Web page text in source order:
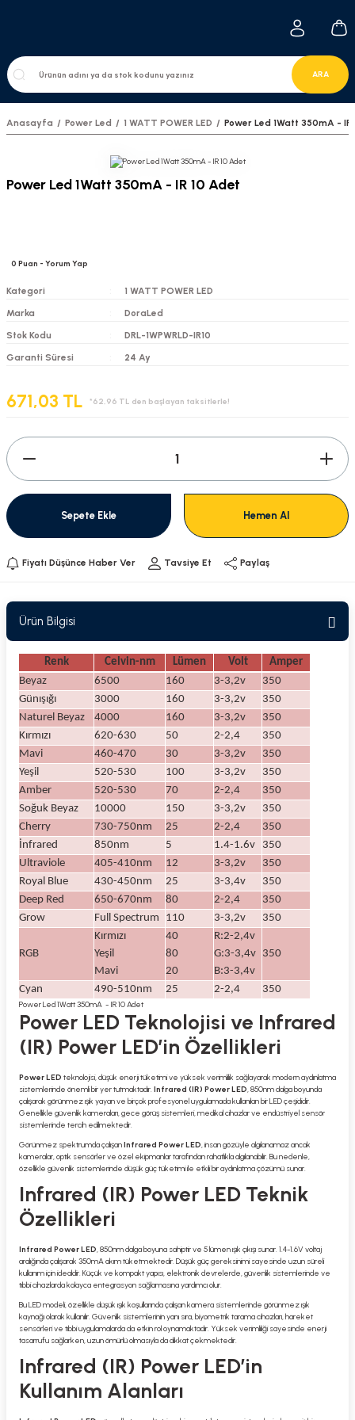
ARA
Anasayfa Power Led 1 WATT POWER LED Power Led 1Watt 350mA - IR
Power Led 1Watt 350mA - IR 10 Adet
0 Puan - Yorum Yap
Kategori
1 WATT POWER LED
Marka
DoraLed
Stok Kodu
DRL-1WPWRLD-IR10
Garanti Süresi
24 Ay
671,03 TL *62,96 TL den başlayan taksitlerle!
Sepete Ekle Hemen Al
Fiyatı Düşünce Haber Ver Tavsiye Et Paylaş
Ürün Bilgisi
Renk Celvin-nm Lümen Volt
Amper
Beyaz
6500 160 3-3,2v
350
Günışığı
3000 160 3-3,2v
350
Naturel Beyaz
4000 160 3-3,2v
350
Kırmızı
620-630 50 2-2,4
350
Mavi
460-470 30 3-3,2v
350
Yeşil
520-530 100 3-3,2v
350
Amber
520-530 70 2-2,4
350
Soğuk Beyaz
10000 150 3-3,2v
350
Cherry
730-750nm 25 2-2,4
350
İnfrared
850nm 5 1.4-1.6v
350
Ultraviole
405-410nm 12 3-3,2v
350
Royal Blue
430-450nm 25 3-3,4v
350
Deep Red
650-670nm 80 2-2,4
350
Grow
Full Spectrum 110 3-3,2v 350
RGB
Kırmızı
Yeşil
Mavi
40
80
20
R:2-2,4v
G:3-3,4v
B:3-3,4v
350
Cyan 490-510nm 25 2-2,4 350
Power Led 1Watt 350mA - IR 10 Adet
Power LED Teknolojisi ve Infrared
(IR) Power LED’in Özellikleri
Power LED teknolojisi, düşük enerji tüketimi ve yüksek verimlilik sağlayarak modern aydınlatma
sistemlerinde önemli bir yer tutmaktadır. Infrared (IR) Power LED, 850nm dalga boyunda
çalışarak görünmez ışık yayan ve birçok profesyonel uygulamada kullanılan bir LED çeşididir.
Genellikle güvenlik kameraları, gece görüş sistemleri, medikal cihazlar ve endüstriyel sensör
sistemlerinde tercih edilmektedir.
Görünmez spektrumda çalışanInfrared Power LED, insan gözüyle algılanamaz ancak
kameralar, optik sensörler ve özel ekipmanlar tarafından rahatlıkla algılanabilir. Bu nedenle,
özellikle güvenlik sistemlerinde düşük güç tüketimi ile etkili bir aydınlatma çözümü sunar.
Infrared (IR) Power LED Teknik
Özellikleri
Infrared Power LED, 850nm dalga boyuna sahiptir ve 5 lümen ışık çıkışı sunar. 1.4-1.6V voltaj
aralığında çalışarak 350mA akım tüketmektedir. Düşük güç gereksinimi sayesinde uzun süreli
kullanım için idealdir. Küçük ve kompakt yapısı, elektronik devrelerde, güvenlik sistemlerinde ve
tıbbi cihazlarda kolayca entegrasyon sağlamasına yardımcı olur.
Bu LED modeli, özellikle düşük ışık koşullarında çalışan kamera sistemlerinde görünmez ışık
kaynağı olarak kullanılır. Güvenlik sistemlerinin yanı sıra, biyometrik tarama cihazları, hareket
sensörleri ve tıbbi uygulamalarda da etkin rol oynamaktadır. Yüksek verimliliği sayesinde enerji
tasarrufu sağlarken, uzun ömürlü olmasıyla da dikkat çekmektedir.
Infrared (IR) Power LED’in
Kullanım Alanları